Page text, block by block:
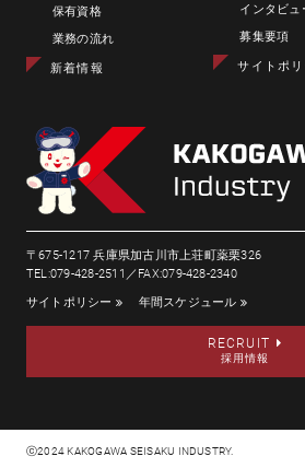
保有資格
業務の流れ
新着情報
インタビュ
募集要項
サイトポ
〒675-1217 兵庫県加古川市上荘町薬栗326
TEL:079-428-2511／FAX:079-428-2340
サイトポリシー
年間スケジュール
RECRUIT
採用情報
ⓒ2024 KAKOGAWA SEISAKU INDUSTRY.